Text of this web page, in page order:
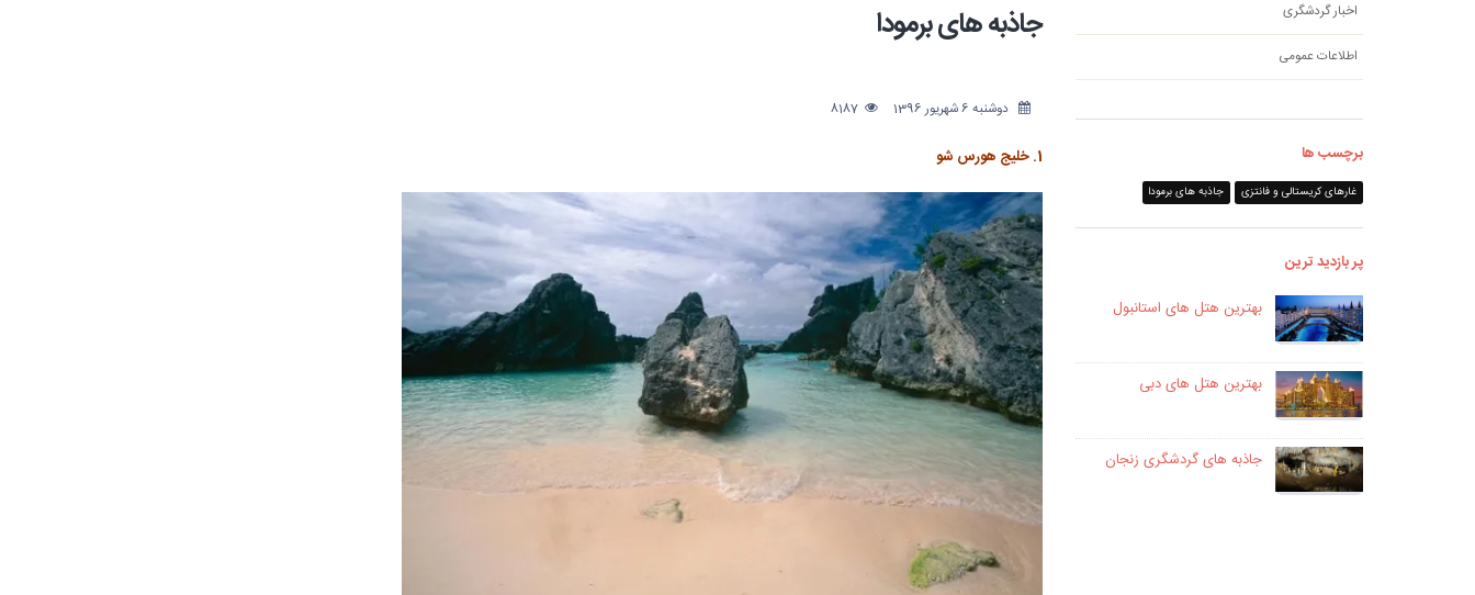
اخبار گردشگری
اطلاعات عمومی
برچسب ها
غارهای کریستالی و فانتزی جاذبه های برمودا
پر بازدید ترین
بهترین هتل های استانبول
بهترین هتل های دبی
جاذبه های گردشگری زنجان
جاذبه های برمودا
دوشنبه 6 شهریور 1396 8187
1. خلیج هورس شو